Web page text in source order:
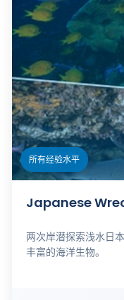
所有经验水平
Japanese
两次岸潜探索浅水日
丰富的海洋生物。